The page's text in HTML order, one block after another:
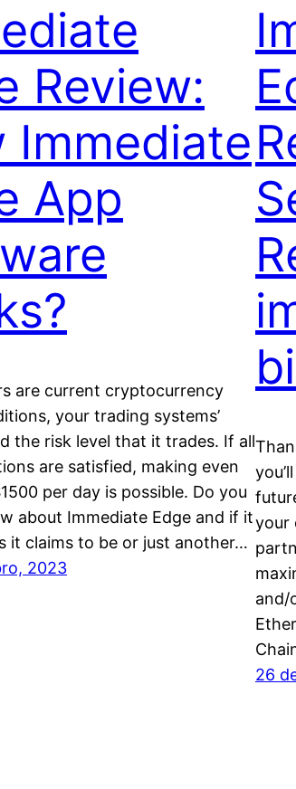
Review:
Immediate
App
are current cryptocurrency
your trading systems’
the risk level that it trades. If all
are satisfied, making even
per day is possible. Do you
about Immediate Edge and if it
it claims to be or just another…
2023
your
and/
26